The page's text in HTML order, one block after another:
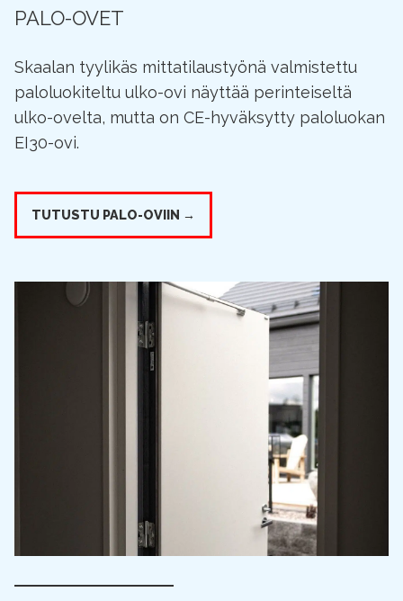
PALO-OVET
Skaalan tyylikäs mittatilaustyönä valmistettu
paloluokiteltu ulko-ovi näyttää perinteiseltä
ulko-ovelta, mutta on CE-hyväksytty paloluokan
EI30-ovi.
TUTUSTU PALO-OVIIN →